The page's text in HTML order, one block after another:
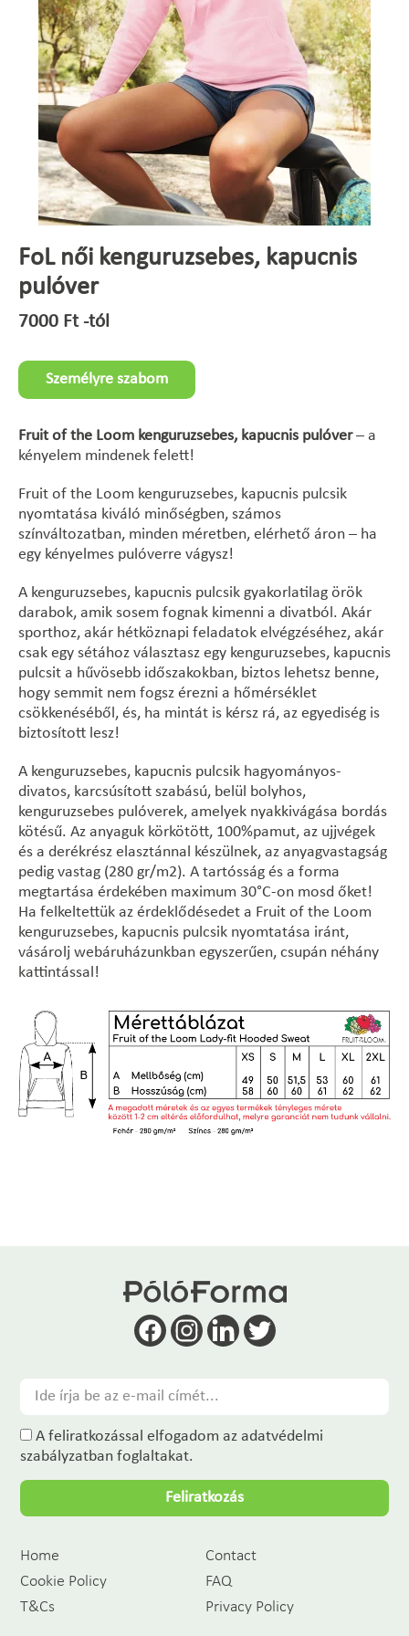
FoL női kenguruzsebes, kapucnis
pulóver
7000 Ft-tól
Személyre szabom
Fruit of the Loom kenguruzsebes, kapucnis pulóver– a
kényelem mindenek felett!
Fruit of the Loom kenguruzsebes, kapucnis pulcsik
nyomtatása kiváló minőségben, számos
színváltozatban, minden méretben, elérhető áron – ha
egy kényelmes pulóverre vágysz!
A kenguruzsebes, kapucnis pulcsik gyakorlatilag örök
darabok, amik sosem fognak kimenni a divatból. Akár
sporthoz, akár hétköznapi feladatok elvégzéséhez, akár
csak egy sétához választasz egy kenguruzsebes, kapucnis
pulcsit a hűvösebb időszakokban, biztos lehetsz benne,
hogy semmit nem fogsz érezni a hőmérséklet
csökkenéséből, és, ha mintát is kérsz rá, az egyediség is
biztosított lesz!
A kenguruzsebes, kapucnis pulcsik hagyományos-
divatos, karcsúsított szabású, belül bolyhos,
kenguruzsebes pulóverek, amelyek nyakkivágása bordás
kötésű. Az anyaguk körkötött, 100%pamut, az ujjvégek
és a derékrész elasztánnal készülnek, az anyagvastagság
pedig vastag (280 gr/m2). A tartósság és a forma
megtartása érdekében maximum 30°C-on mosd őket!
Ha felkeltettük az érdeklődésedet a Fruit of the Loom
kenguruzsebes, kapucnis pulcsik nyomtatása iránt,
vásárolj webáruházunkban egyszerűen, csupán néhány
kattintással!
A feliratkozással elfogadom az adatvédelmi
szabályzatban foglaltakat.
Feliratkozás
Home
Contact
Cookie Policy
FAQ
T&Cs
Privacy Policy